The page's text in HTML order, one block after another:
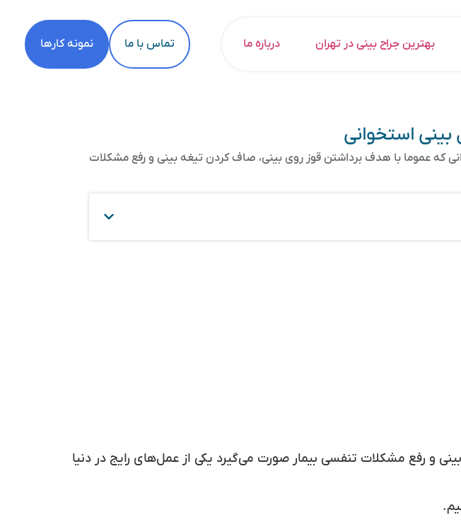
بهترین جراح بینی در تهران درباره ما تماس با ما نمونه کارها
استخوانی
که عموما با هدف برداشتن قوز روی بینی، صاف کردن تیغه بینی و رفع مشکلات
و رفع مشکلات تنفسی بیمار صورت می‌گیرد یکی از عمل‌های رایج در دنیا